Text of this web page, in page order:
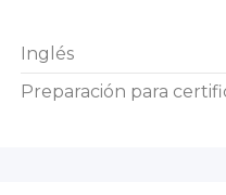
Inglés
Preparación para